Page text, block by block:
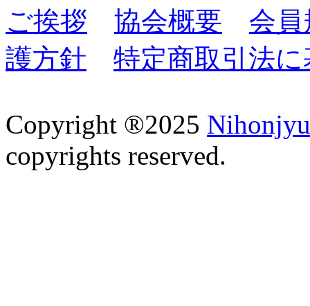
ご挨拶
協会概要
会
護方針
特定商取引法
Copyright ®2025
copyrights reserved.